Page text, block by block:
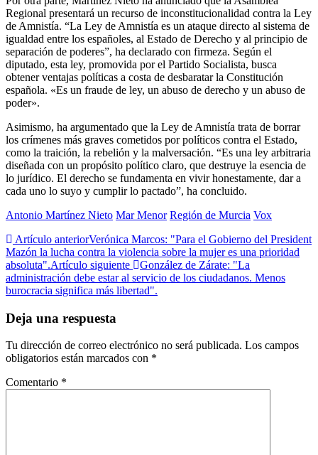
Regional presentará un recurso de inconstitucionalidad contra la Ley
de Amnistía. “La Ley de Amnistía es un ataque directo al sistema de
igualdad entre los españoles, al Estado de Derecho y al principio de
separación de poderes”, ha declarado con firmeza. Según el
diputado, esta ley, promovida por el Partido Socialista, busca
obtener ventajas políticas a costa de desbaratar la Constitución
española. «Es un fraude de ley, un abuso de derecho y un abuso de
poder».
Asimismo, ha argumentado que la Ley de Amnistía trata de borrar
los crímenes más graves cometidos por políticos contra el Estado,
como la traición, la rebelión y la malversación. “Es una ley arbitraria
diseñada con un propósito político claro, que destruye la esencia de
lo jurídico. El derecho se fundamenta en vivir honestamente, dar a
cada uno lo suyo y cumplir lo pactado”, ha concluido.
Antonio Martínez Nieto Mar Menor Región de Murcia Vox
Artículo anteriorVerónica Marcos: "Para el Gobierno del President
Mazón la lucha contra la violencia sobre la mujer es una prioridad
absoluta".Artículo siguiente
González de Zárate: "La
administración debe estar al servicio de los ciudadanos. Menos
burocracia significa más libertad".
Deja una respuesta
Tu dirección de correo electrónico no será publicada. Los campos
obligatorios están marcados con *
Comentario *